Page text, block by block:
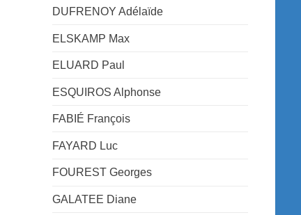
DUFRENOY Adélaïde
ELSKAMP Max
ELUARD Paul
ESQUIROS Alphonse
FABIÉ François
FAYARD Luc
FOUREST Georges
GALATEE Diane